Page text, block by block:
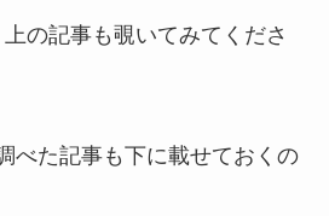
の記事も覗いてみてくださ
べた記事も下に載せておくの